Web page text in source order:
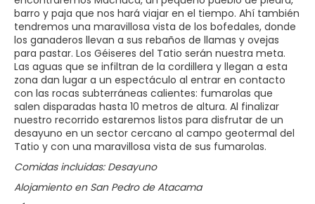
barro y paja que nos hará viajar en el tiempo. Ahí también
tendremos una maravillosa vista de los bofedales, donde
los ganaderos llevan a sus rebaños de llamas y ovejas
para pastar. Los Géiseres del Tatio serán nuestra meta.
Las aguas que se infiltran de la cordillera y llegan a esta
zona dan lugar a un espectáculo al entrar en contacto
con las rocas subterráneas calientes: fumarolas que
salen disparadas hasta 10 metros de altura. Al finalizar
nuestro recorrido estaremos listos para disfrutar de un
desayuno en un sector cercano al campo geotermal del
Tatio y con una maravillosa vista de sus fumarolas.
Comidas incluidas: Desayuno
Alojamiento en San Pedro de Atacama